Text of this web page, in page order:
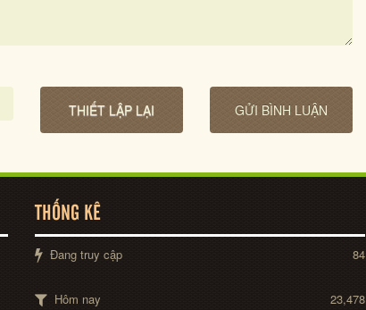
THỐNG KÊ
Đang truy cập 84
Hôm nay
23,478